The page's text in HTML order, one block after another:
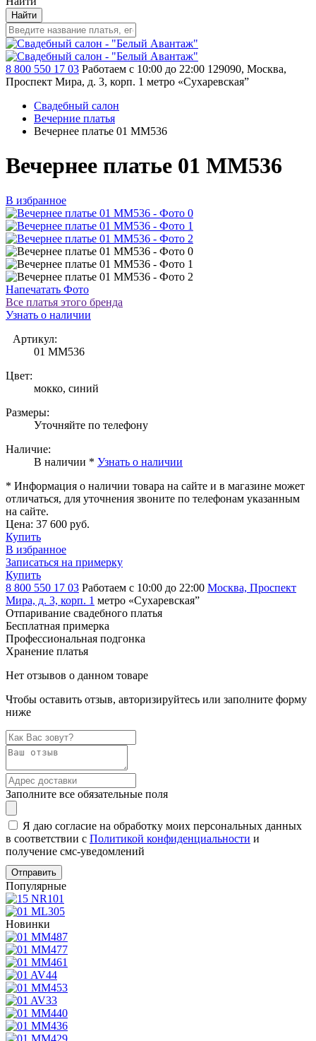
Найти
8 800 550 17 03 Работаем с 10:00 до 22:00 129090, Москва,
Проспект Мира, д. 3, корп. 1 метро «Сухаревская”
Свадебный салон
Вечерние платья
Вечернее платье 01 MM536
Вечернее платье 01 MM536
В избранное
Напечатать Фото
Все платья этого бренда
Узнать о наличии
Артикул:
01 MM536
Цвет:
мокко, синий
Размеры:
Уточняйте по телефону
Наличие:
В наличии * Узнать о наличии
* Информация о наличии товара на сайте и в магазине может
отличаться, для уточнения звоните по телефонам указанным
на сайте.
Цена: 37 600 руб.
Купить
В избранное
Записаться на примерку
Купить
8 800 550 17 03 Работаем с 10:00 до 22:00 Москва, Проспект
Мира, д. 3, корп. 1 метро «Сухаревская”
Отпаривание свадебного платья
Бесплатная примерка
Профессиональная подгонка
Хранение платья
Нет отзывов о данном товаре
Чтобы оставить отзыв, авторизируйтесь или заполните форму
ниже
Заполните все обязательные поля
Я даю согласие на обработку моих персональных данных
в соответствии с Политикой конфиденциальности и
получение смс-уведомлений
Популярные
Новинки